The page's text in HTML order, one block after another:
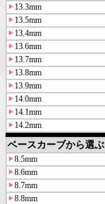
13.3mm
13.5mm
13.4mm
13.6mm
13.7mm
13.8mm
13.9mm
14.0mm
14.1mm
14.2mm
ベースカーブから選ぶ
8.5mm
8.6mm
8.7mm
8.8mm